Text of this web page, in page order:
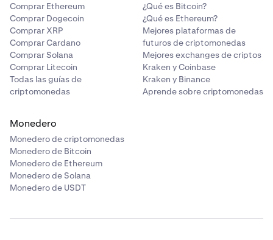
Comprar Ethereum
Comprar Dogecoin
Comprar XRP
Comprar Cardano
Comprar Solana
Comprar Litecoin
Todas las guías de
criptomonedas
¿Qué es Bitcoin?
¿Qué es Ethereum?
Mejores plataformas de
futuros de criptomonedas
Mejores exchanges de criptos
Kraken y Coinbase
Kraken y Binance
Aprende sobre criptomonedas
Monedero
Monedero de criptomonedas
Monedero de Bitcoin
Monedero de Ethereum
Monedero de Solana
Monedero de USDT